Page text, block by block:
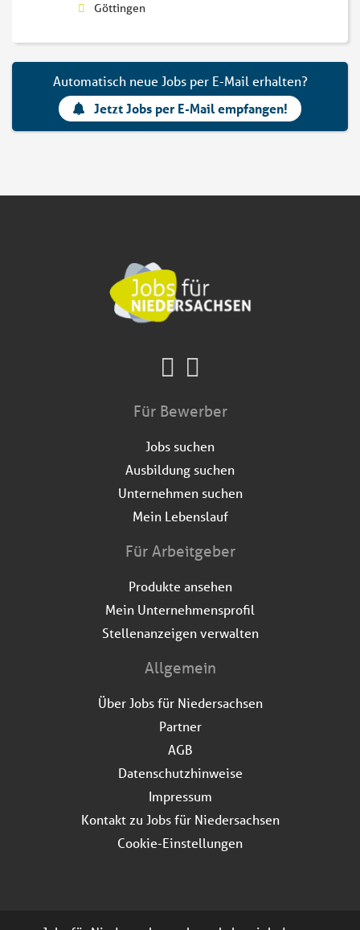
Göttingen
Automatisch neue Jobs per E-Mail erhalten?
Jetzt Jobs per E-Mail empfangen!
Für Bewerber
Jobs suchen
Ausbildung suchen
Unternehmen suchen
Mein Lebenslauf
Für Arbeitgeber
Produkte ansehen
Mein Unternehmensprofil
Stellenanzeigen verwalten
Allgemein
Über Jobs für Niedersachsen
Partner
AGB
Datenschutzhinweise
Impressum
Kontakt zu Jobs für Niedersachsen
Cookie-Einstellungen